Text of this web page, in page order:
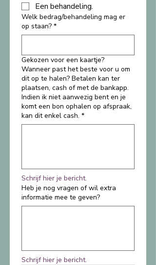
Een behandeling.
Welk bedrag/behandeling mag er
op staan? *
Gekozen voor een kaartje?
Wanneer past het beste voor u om
dit op te halen? Betalen kan ter
plaatsen, cash of met de bankapp.
Indien ik niet aanwezig bent en je
komt een bon ophalen op afspraak,
kan dit enkel cash. *
Schrijf hier je bericht.
Heb je nog vragen of wil extra
informatie mee te geven?
Schrijf hier je bericht.